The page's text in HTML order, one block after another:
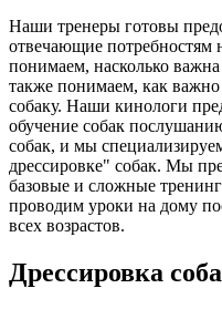
Наши тренеры готовы
отвечающие
понимаем, насколько
также понимаем, как
собаку. Наши кинологи
обучение собак
собак, и мы
дрессировке" собак. Мы
базовые и сложные
проводим уроки на дому
всех возрастов.
Дрессировка